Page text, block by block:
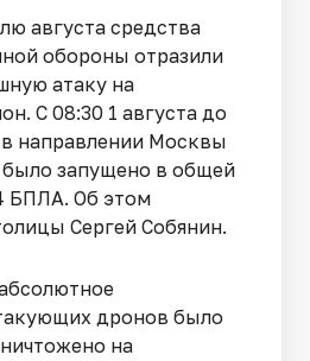
августа средства
обороны отразили
атаку на
С 08:30 1 августа до
в направлении Москвы
запущено в общей
БПЛА. Об этом
Сергей Собянин.
дронов было
на